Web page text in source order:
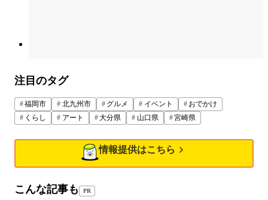
注目のタグ
福岡市 北九州市 グルメ イベント
おでかけ
くらし
アート 大分県 山口県 宮崎県
情報提供はこちら
こんな記事も PR